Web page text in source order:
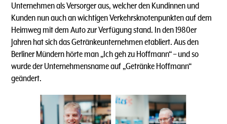
Unternehmen als Versorger aus, welcher den Kundinnen und
Kunden nun auch an wichtigen Verkehrsknotenpunkten auf dem
Heimweg mit dem Auto zur Verfügung stand. In den 1980er
Jahren hat sich das Getränkeunternehmen etabliert. Aus den
Berliner Mündern hörte man „Ich geh zu Hoffmann“ – und so
wurde der Unternehmensname auf „Getränke Hoffmann“
geändert.